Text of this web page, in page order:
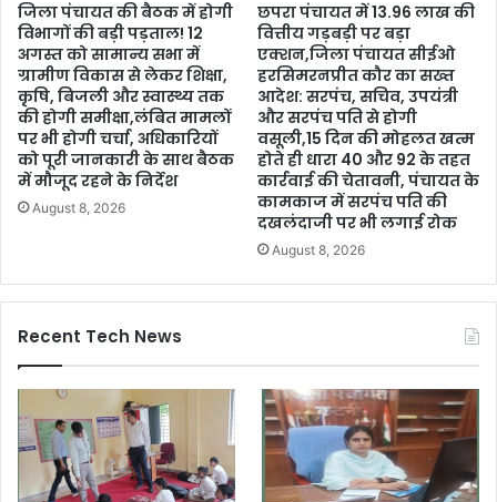
जिला पंचायत की बैठक में होगी
विभागों की बड़ी पड़ताल! 12
अगस्त को सामान्य सभा में
ग्रामीण विकास से लेकर शिक्षा,
कृषि, बिजली और स्वास्थ्य तक
की होगी समीक्षा,लंबित मामलों
पर भी होगी चर्चा, अधिकारियों
को पूरी जानकारी के साथ बैठक
में मौजूद रहने के निर्देश
August 8, 2026
छपरा पंचायत में 13.96 लाख की
वित्तीय गड़बड़ी पर बड़ा
एक्शन,जिला पंचायत सीईओ
हरसिमरनप्रीत कौर का सख्त
आदेश: सरपंच, सचिव, उपयंत्री
और सरपंच पति से होगी
वसूली,15 दिन की मोहलत खत्म
होते ही धारा 40 और 92 के तहत
कार्रवाई की चेतावनी, पंचायत के
कामकाज में सरपंच पति की
दखलंदाजी पर भी लगाई रोक
August 8, 2026
Recent Tech News